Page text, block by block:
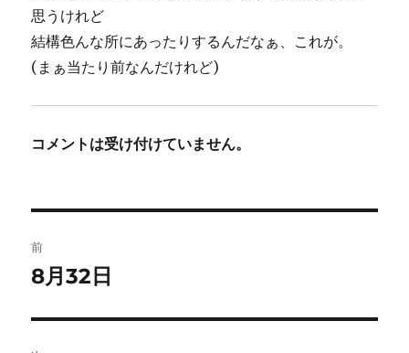
思うけれど
結構色んな所にあったりするんだなぁ、これが。
(まぁ当たり前なんだけれど)
コメントは受け付けていません。
稿
ビ
前
前
投
8月32日